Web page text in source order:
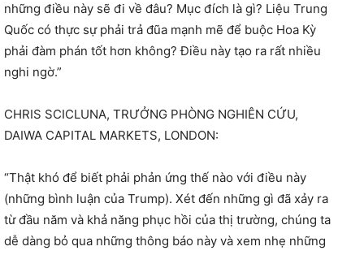
những điều này sẽ đi về đâu? Mục đích là gì? Liệu Trung
Quốc có thực sự phải trả đũa mạnh mẽ để buộc Hoa Kỳ
phải đàm phán tốt hơn không? Điều này tạo ra rất nhiều
nghi ngờ.”
CHRIS SCICLUNA, TRƯỞNG PHÒNG NGHIÊN CỨU,
DAIWA CAPITAL MARKETS, LONDON:
“Thật khó để biết phải phản ứng thế nào với điều này
(những bình luận của Trump). Xét đến những gì đã xảy ra
từ đầu năm và khả năng phục hồi của thị trường, chúng ta
dễ dàng bỏ qua những thông báo này và xem nhẹ những